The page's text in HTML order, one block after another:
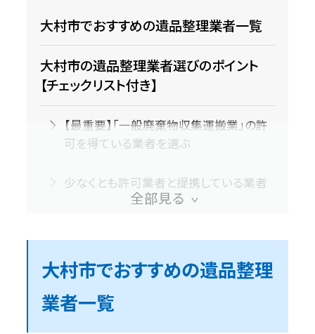
大村市でおすすめの遺品整理業者一覧
大村市の遺品整理業者選びのポイント
【チェックリスト付き】
【最重要】「一般廃棄物収集運搬業」の許
可を得ている業者を選ぶ
少なくとも許可業者と提携している業者
必ず現地を訪問して見積もりしてもらう
個人ではなく法人業者を選ぶ
電話・メール対応が丁寧ではない業者は
大村市でおすすめの遺品整理
業者一覧